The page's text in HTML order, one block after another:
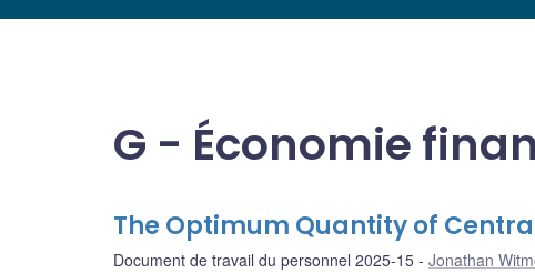
G - Économie
The Optimum Quantity of
Document de travail du personnel 2025-15 Jonathan